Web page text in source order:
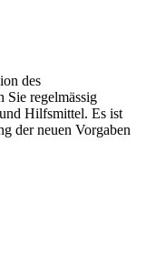
des
Sie regelmässig
Hilfsmittel. Es ist
der neuen Vorgaben